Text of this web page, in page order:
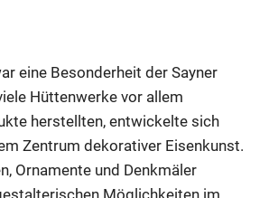
eine Besonderheit der Sayner
Hüttenwerke vor allem
herstellten, entwickelte sich
Zentrum dekorativer Eisenkunst.
Ornamente und Denkmäler
Möglichkeiten im